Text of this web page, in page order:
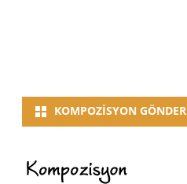
KOMPOZISYON GÖNDER